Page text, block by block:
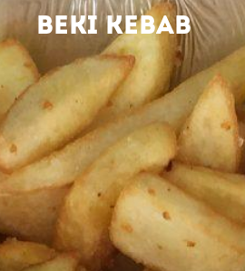
BEKI KEBAB